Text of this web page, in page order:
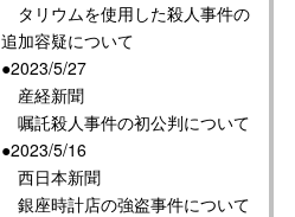
タリウムを使用した殺人事件の
追加容疑について
●2023/5/27
産経新聞
嘱託殺人事件の初公判について
●2023/5/16
西日本新聞
銀座時計店の強盗事件について